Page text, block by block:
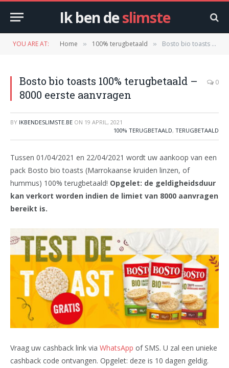
Ik ben deslimste
YOU ARE AT: Home » 100% terugbetaald » Bosto bio toasts 100% terugbetaald – 8000 eerste aanvragen
Bosto bio toasts 100% terugbetaald –
8000 eerste aanvragen
0
BY IKBENDESLIMSTE.BE ON 19 APRIL, 2021
100% TERUGBETAALD, TERUGBETAALD
Tussen 01/04/2021 en 22/04/2021 wordt uw aankoop van een
pack Bosto bio toasts (Marrokaanse kruiden linzen, of
hummus) 100% terugbetaald! Opgelet: de geldigheidsduur
kan verkort worden indien de limiet van 8000 aanvragen
bereikt is.
Vraag uw cashback link via WhatsApp of SMS. U zal een unieke
cashback code ontvangen. Opgelet: deze is 10 dagen geldig.